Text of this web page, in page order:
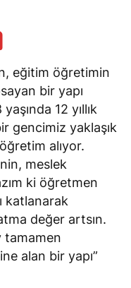
eğitim öğretimin
bir yapı
12 yıllık
gencimiz yaklaşık
alıyor.
meslek
ki öğretmen
katlanarak
değer artsın.
tamamen
alan bir yapı”